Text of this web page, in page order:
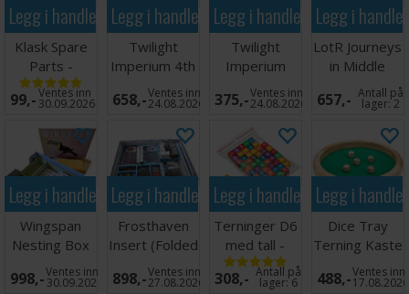
Legg i handlekurven
Klask Spare
Parts -
Reservedeler
99,-Ventes inn
30.09.2026
Legg i handlekurven
Twilight
Imperium 4th
Ed. Insert
658,-Ventes inn
24.08.2026
Legg i handlekurven
Twilight
Imperium
Prophecy
Kings Insert
375,-Ventes inn
24.08.2026
Legg i
LotR Journeys
in Middle
Earth Insert
657,- Antall på
lager:2
Legg i handlekurven
Wingspan
Nesting Box
998,-Ventes inn
30.09.2026
Legg i handlekurven
Frosthaven
Insert (Folded
Space)
898,-Ventes inn
27.08.2026
Legg i handlekurven
Terninger D6
med tall -
50stk
assortert
308,- Antall på
lager:6
Legg i
Dice Tray
Terning Kaste
Brett 40cm
488,-Ventes inn
17.08.2026